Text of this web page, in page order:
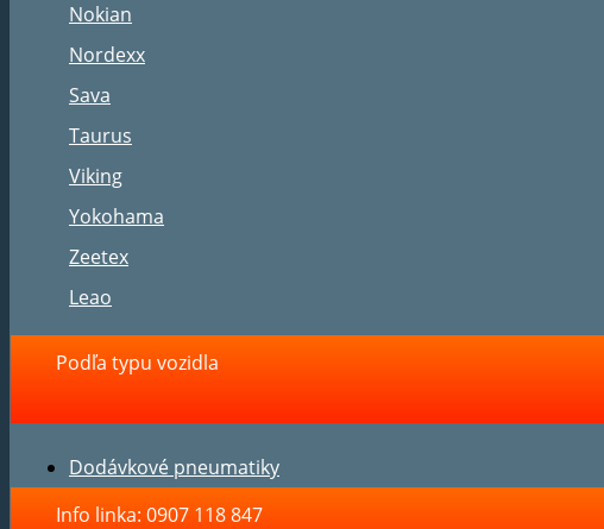
Nokian
Nordexx
Sava
Taurus
Viking
Yokohama
Zeetex
Leao
Podľa typu vozidla
Dodávkové pneumatiky
Info linka: 0907 118 847